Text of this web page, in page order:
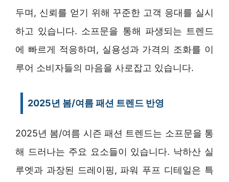
두며, 신뢰를 얻기 위해 꾸준한 고객 응대를 실시
하고 있습니다. 소프문을 통해 파생되는 트렌드
에 빠르게 적응하며, 실용성과 가격의 조화를 이
루어 소비자들의 마음을 사로잡고 있습니다.
2025년 봄/여름 패션 트렌드 반영
2025년 봄/여름 시즌 패션 트렌드는 소프문을 통
해 드러나는 주요 요소들이 있습니다. 낙하산 실
루엣과 과장된 드레이핑, 파워 푸프 디테일은 특